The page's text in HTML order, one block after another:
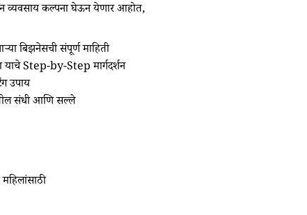
व्यवसाय कल्पना घेऊन येणार आहोत,
बिझनेसची संपूर्ण माहिती
याचे Step-by-Step मार्गदर्शन
उपाय
संधी आणि सल्ले